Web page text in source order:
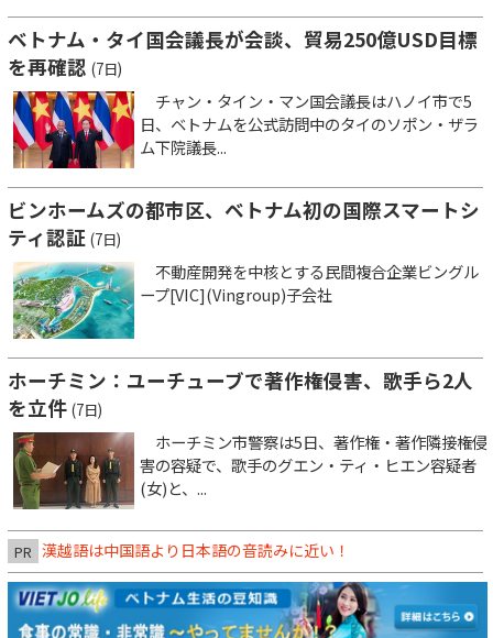
ベトナム・タイ国会議長が会談、貿易250億USD目標
を再確認 (7日)
チャン・タイン・マン国会議長はハノイ市で5
日、ベトナムを公式訪問中のタイのソポン・ザラ
ム下院議長...
ビンホームズの都市区、ベトナム初の国際スマートシ
ティ認証 (7日)
不動産開発を中核とする民間複合企業ビングル
ープ[VIC](Vingroup)子会社
ホーチミン：ユーチューブで著作権侵害、歌手ら2人
を立件 (7日)
ホーチミン市警察は5日、著作権・著作隣接権侵
害の容疑で、歌手のグエン・ティ・ヒエン容疑者
(女)と、...
PR 漢越語は中国語より日本語の音読みに近い！